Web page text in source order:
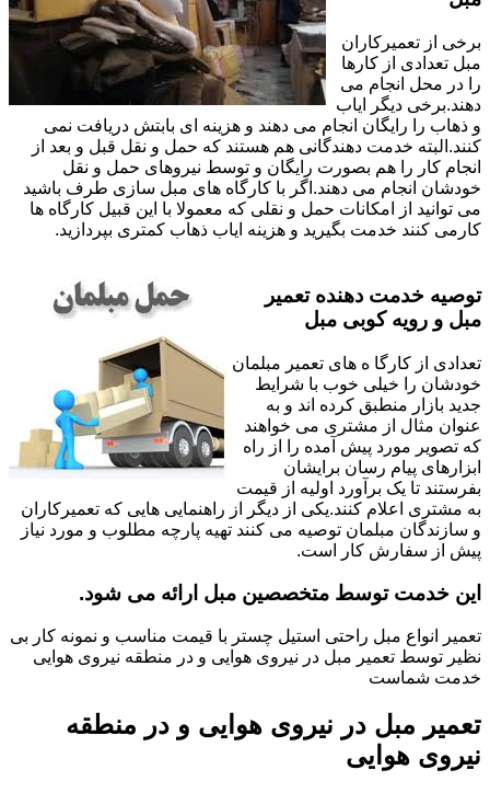
برخی از تعمیرکاران
مبل تعدادی از کارها
را در محل انجام می
دهند.برخی دیگر ایاب
و ذهاب را رایگان انجام می دهند و هزینه ای بابتش دریافت نمی
کنند.البته خدمت دهندگانی هم هستند که حمل و نقل قبل و بعد از
انجام کار را هم بصورت رایگان و توسط نیروهای حمل و نقل
خودشان انجام می دهند.اگر با کارگاه های مبل سازی طرف باشید
می توانید از امکانات حمل و نقلی که معمولا با این قبیل کارگاه ها
کارمی کنند خدمت بگیرید و هزینه ایاب ذهاب کمتری بپردازید.
توصیه خدمت دهنده تعمیر
مبل و رویه کوبی مبل
تعدادی از کارگا ه های تعمیر مبلمان
خودشان را خیلی خوب با شرایط
جدید بازار منطبق کرده اند و به
عنوان مثال از مشتری می خواهند
که تصویر مورد پیش آمده را از راه
ابزارهای پیام رسان برایشان
بفرستند تا یک برآورد اولیه از قیمت
به مشتری اعلام کنند.یکی از دیگر از راهنمایی هایی که تعمیرکاران
و سازندگان مبلمان توصیه می کنند تهیه پارچه مطلوب و مورد نیاز
پیش از سفارش کار است.
این خدمت توسط متخصصین مبل ارائه می شود.
تعمیر انواع مبل راحتی استیل چستر با قیمت مناسب و نمونه کار بی
نظیر توسط تعمیر مبل در نیروی هوایی و در منطقه نیروی هوایی
خدمت شماست
تعمیر مبل در نیروی هوایی و در منطقه
نیروی هوایی